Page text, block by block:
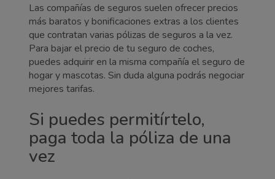
Las compañías de seguros suelen ofrecer precios
más baratos y bonificaciones extras a los clientes
que contratan varias pólizas de seguros a la vez.
Para bajar el precio de tu seguro de coches,
puedes adquirir en la misma compañía el seguro de
hogar y mascotas. Sin duda alguna podrás negociar
mejores tarifas.
Si puedes permitírtelo,
paga toda la póliza de una
vez